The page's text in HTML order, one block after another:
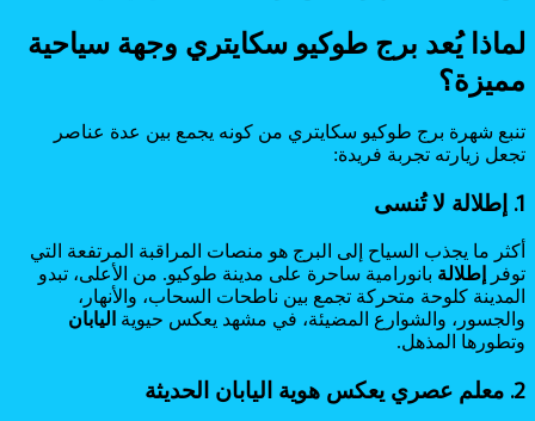
لماذا يُعد برج طوكيو سكايتري وجهة سياحية
مميزة؟
تنبع شهرة برج طوكيو سكايتري من كونه يجمع بين عدة عناصر
تجعل زيارته تجربة فريدة:
1. إطلالة لا تُنسى
أكثر ما يجذب السياح إلى البرج هو منصات المراقبة المرتفعة التي
توفر
إطلالة بانورامية ساحرة على مدينة طوكيو. من الأعلى، تبدو
المدينة كلوحة متحركة تجمع بين ناطحات السحاب، والأنهار،
والجسور، والشوارع المضيئة، في مشهد يعكس حيوية اليابان
وتطورها المذهل.
2. معلم عصري يعكس هوية اليابان الحديثة